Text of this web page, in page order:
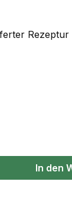
In den